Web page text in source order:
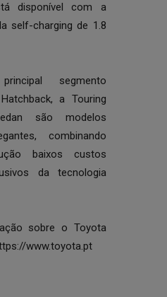
disponível com a
self-charging de 1.8
segmento
a Touring
são modelos
combinando
baixos custos
da tecnologia
sobre o Toyota
www.toyota.pt